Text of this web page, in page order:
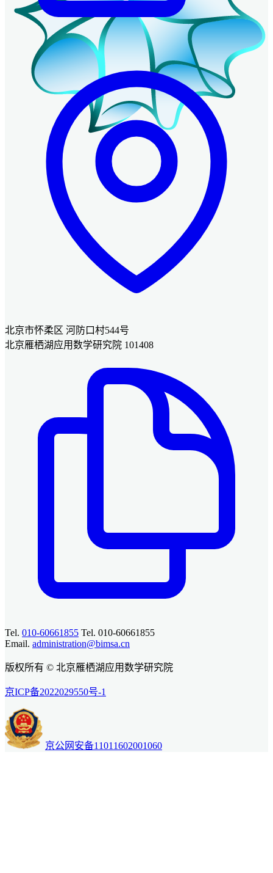
北京市怀柔区 河防口村544号
北京雁栖湖应用数学研究院 101408
Tel. 010-60661855 Tel. 010-60661855
Email. administration@bimsa.cn
版权所有 © 北京雁栖湖应用数学研究院
京ICP备2022029550号-1
京公网安备11011602001060